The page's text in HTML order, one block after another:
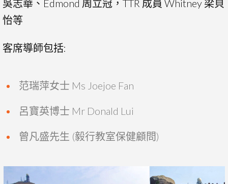
吳志華、Edmond 周立冠，TTR 成員 Whitney 梁貝
怡等
客席導師包括:
范瑞萍女士 Ms Joejoe Fan
呂寶英博士 Mr Donald Lui
曾凡盛先生 (毅行教室保健顧問)